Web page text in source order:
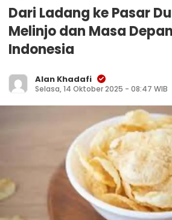
Dari Ladang ke Pasar
Melinjo dan Masa
Indonesia
Alan Khadafi
Selasa, 14 Oktober 2025 - 08:47 WIB